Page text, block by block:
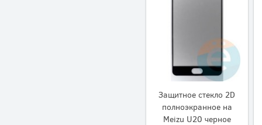
Защитное стекло 2D
полноэкранное на
Meizu U20 черное